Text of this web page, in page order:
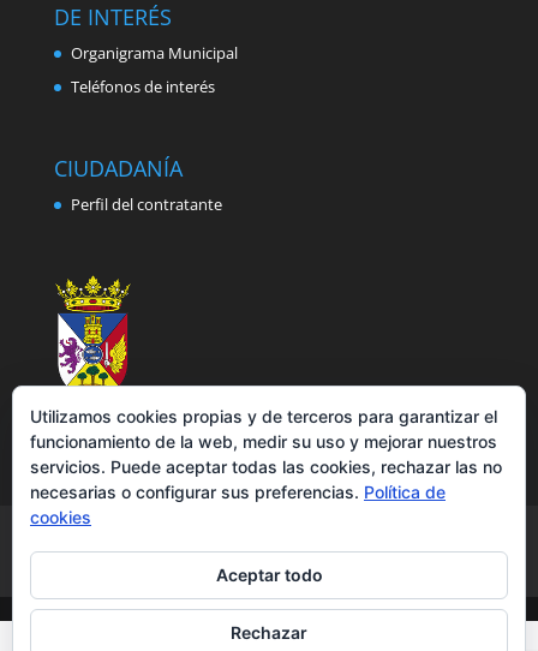
DE INTERÉS
Organigrama Municipal
Teléfonos de interés
CIUDADANÍA
Perfil del contratante
Política de cookies
Accesibilidad
Utilizamos cookies propias y de terceros para garantizar el
funcionamiento de la web, medir su uso y mejorar nuestros
servicios. Puede aceptar todas las cookies, rechazar las no
necesarias o configurar sus preferencias. Política de
cookies
Aceptar todo
Rechazar